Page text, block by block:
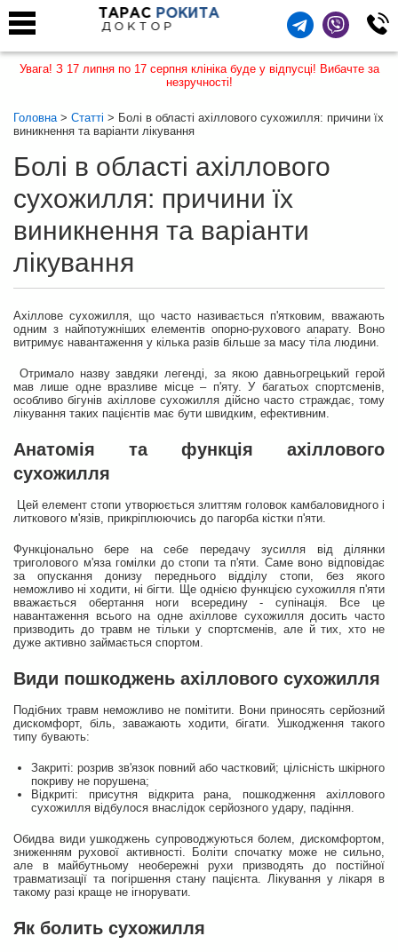
ТАРАС РОКИТА
ДОКТОР
Увага! З 17 липня по 17 серпня клініка буде у відпусці! Вибачте за
незручності!
Головна > Статті > Болі в області ахіллового сухожилля: причини їх
виникнення та варіанти лікування
Болі в області ахіллового
сухожилля: причини їх
виникнення та варіанти
лікування
Ахіллове сухожилля, що часто називається п'ятковим, вважають
одним з найпотужніших елементів опорно-рухового апарату. Воно
витримує навантаження у кілька разів більше за масу тіла людини.
Отримало назву завдяки легенді, за якою давньогрецький герой
мав лише одне вразливе місце – п'яту. У багатьох спортсменів,
особливо бігунів ахіллове сухожилля дійсно часто страждає, тому
лікування таких пацієнтів має бути швидким, ефективним.
Анатомія та функція ахіллового
сухожилля
Цей елемент стопи утворюється злиттям головок камбаловидного і
литкового м'язів, прикріплюючись до пагорба кістки п'яти.
Функціонально бере на себе передачу зусилля від ділянки
триголового м'яза гомілки до стопи та п'яти. Саме воно відповідає
за опускання донизу переднього відділу стопи, без якого
неможливо ні ходити, ні бігти. Ще однією функцією сухожилля п'яти
вважається обертання ноги всередину - супінація. Все це
навантаження всього на одне ахіллове сухожилля досить часто
призводить до травм не тільки у спортсменів, але й тих, хто не
дуже активно займається спортом.
Види пошкоджень ахіллового сухожилля
Подібних травм неможливо не помітити. Вони приносять серйозний
дискомфорт, біль, заважають ходити, бігати. Ушкодження такого
типу бувають:
Закриті: розрив зв'язок повний або частковий; цілісність шкірного
покриву не порушена;
Відкриті: присутня відкрита рана, пошкодження ахіллового
сухожилля відбулося внаслідок серйозного удару, падіння.
Обидва види ушкоджень супроводжуються болем, дискомфортом,
зниженням рухової активності. Боліти спочатку може не сильно,
але в майбутньому необережні рухи призводять до постійної
травматизації та погіршення стану пацієнта. Лікування у лікаря в
такому разі краще не ігнорувати.
Як болить сухожилля